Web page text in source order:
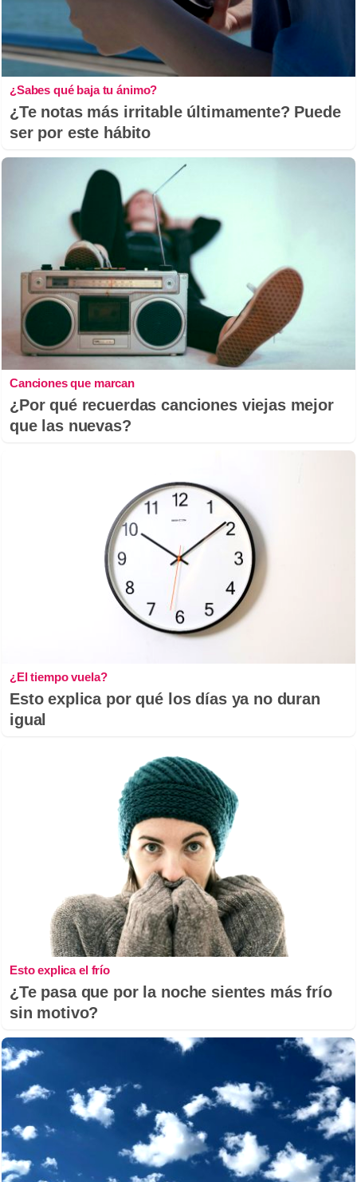
¿Sabes qué baja tu ánimo?
¿Te notas más irritable últimamente? Puede
ser por este hábito
Canciones que marcan
¿Por qué recuerdas canciones viejas mejor
que las nuevas?
¿El tiempo vuela?
Esto explica por qué los días ya no duran
igual
Esto explica el frío
¿Te pasa que por la noche sientes más frío
sin motivo?